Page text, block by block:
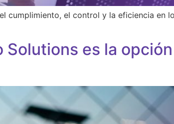
cumplimiento, el control y la eficiencia en
es la